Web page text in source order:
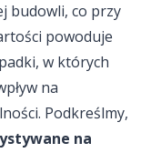
budowli, co przy
powoduje
w których
na
Podkreślmy,
na